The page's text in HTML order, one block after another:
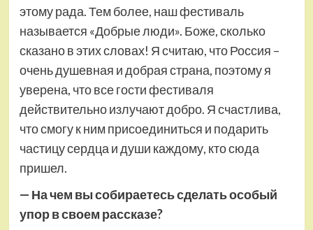
этому рада. Тем более, наш фестиваль
называется «Добрые люди». Боже, сколько
сказано в этих словах! Я считаю, что Россия –
очень душевная и добрая страна, поэтому я
уверена, что все гости фестиваля
действительно излучают добро. Я счастлива,
что смогу к ним присоединиться и подарить
частицу сердца и души каждому, кто сюда
пришел.
— На чем вы собираетесь сделать особый
упор в своем рассказе?